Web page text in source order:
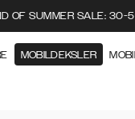
OF SUMMER SALE: 30-
MOBILDEKSLER